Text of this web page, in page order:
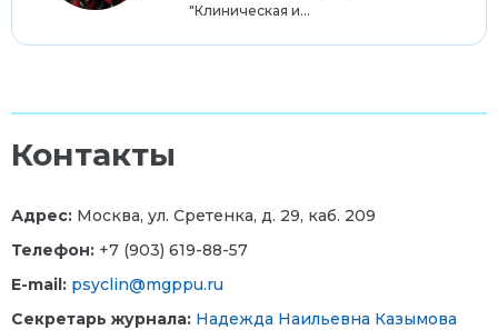
"Клиническая и...
Контакты
Адрес: Москва, ул. Сретенка, д. 29, каб. 209
Телефон: +7 (903) 619-88-57
E-mail: psyclin@mgppu.ru
Секретарь журнала: Надежда Наильевна Казымова